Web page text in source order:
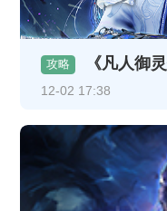
攻略 《凡人御
12-02 17:38